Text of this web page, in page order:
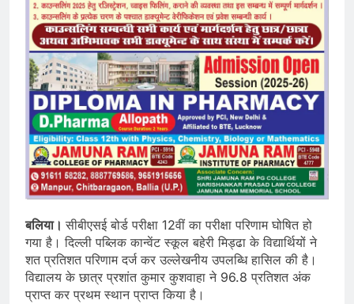
बलिया।सीबीएसई बोर्ड परीक्षा 12वीं का परीक्षा परिणाम घोषित हो
गया है। दिल्ली पब्लिक कान्वेंट स्कूल बहेरी मिड्ढा के विद्यार्थियों ने
शत प्रतिशत परिणाम दर्ज कर उल्लेखनीय उपलब्धि हासिल की है।
विद्यालय के छात्र प्रशांत कुमार कुशवाहा ने 96.8 प्रतिशत अंक
प्राप्त कर प्रथम स्थान प्राप्त किया है।